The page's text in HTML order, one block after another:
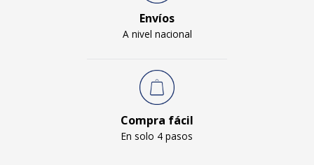
Envíos
A nivel nacional
Compra fácil
En solo 4 pasos